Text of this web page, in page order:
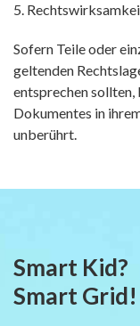
5.
Sofern Teile oder
geltenden
entsprechen sollten,
Dokumentes in
unberührt.
Smart Kid?
Smart Grid!